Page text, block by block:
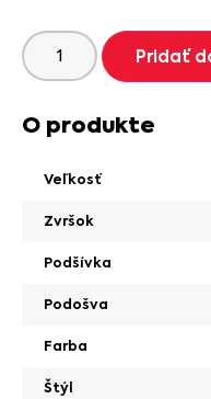
Pridať
O produkte
Veľkosť
Zvršok
Podšívka
Podošva
Farba
Štýl